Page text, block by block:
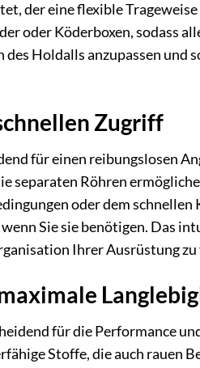
der eine flexible
oder Köderboxen, sodass
Holdalls anzupassen und
Zugriff
für einen reibungslosen
Röhren
oder dem
Sie sie benötigen. Das
Ihrer Ausrüstung zu
für die Performance
Stoffe, die auch